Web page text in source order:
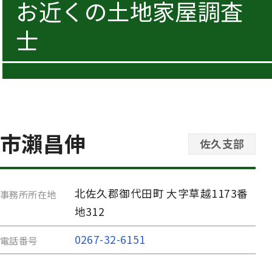
お近くの土地家屋調査
士
市瀨昌伸 佐久支部
事務所所在地
北佐久郡御代田町 大字草越1173番
地312
電話番号 0267-32-6151